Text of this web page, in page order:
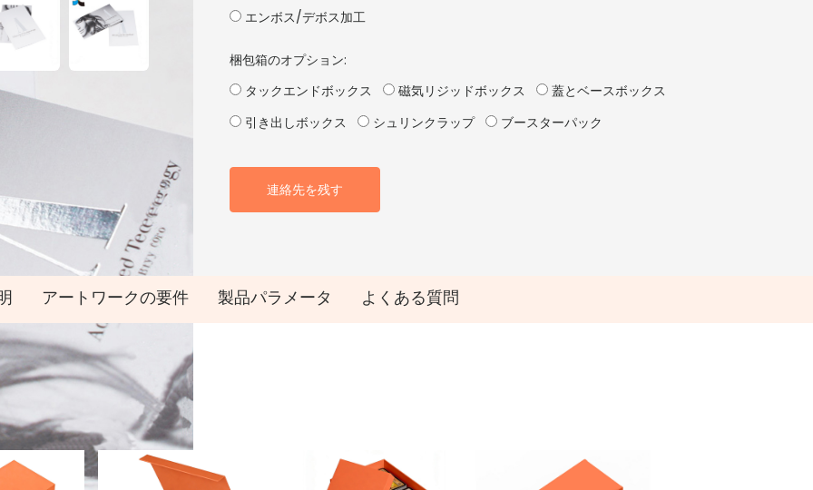
エンボス/デボス加工
梱包箱のオプション:
タックエンドボックス
磁気リジッドボックス
蓋とベースボックス
引き出しボックス
シュリンクラップ ブースターパック
連絡先を残す
アートワークの要件 製品パラメータ よくある質問